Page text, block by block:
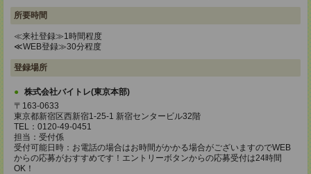
所要時間
≪来社登録≫1時間程度
≪WEB登録≫30分程度
登録場所
株式会社バイトレ(東京本部)
〒163-0633
東京都新宿区西新宿1-25-1 新宿センタービル32階
TEL：0120-49-0451
担当：受付係
受付可能日時：お電話の場合はお時間がかかる場合がございますのでWEB
からの応募がおすすめです！エントリーボタンからの応募受付は24時間
OK！